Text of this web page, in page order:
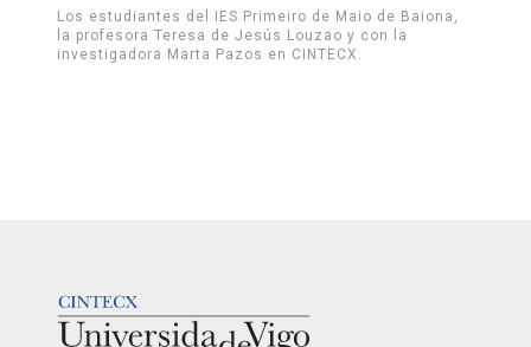
Los estudiantes del IES Primeiro de Maio de Baiona,
la profesora Teresa de Jesús Louzao y con la
investigadora Marta Pazos en CINTECX.